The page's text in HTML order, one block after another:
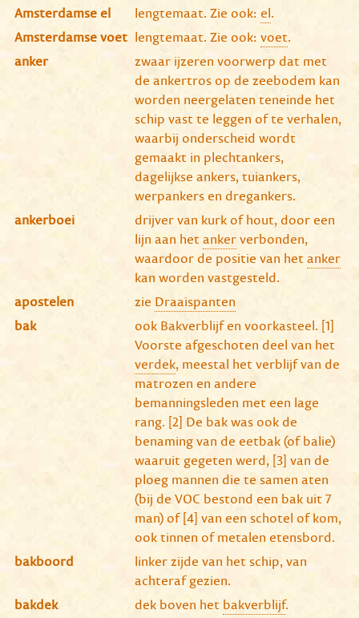
Amsterdamse el
lengtemaat. Zie ook: el.
Amsterdamse voet lengtemaat. Zie ook: voet.
anker
zwaar ijzeren voorwerp dat met
de ankertros op de zeebodem kan
worden neergelaten teneinde het
schip vast te leggen of te verhalen,
waarbij onderscheid wordt
gemaakt in plechtankers,
dagelijkse ankers, tuiankers,
werpankers en dregankers.
ankerboei
drijver van kurk of hout, door een
lijn aan het ankerverbonden,
waardoor de positie van het anker
kan worden vastgesteld.
apostelen
zie Draaispanten
bak
ook Bakverblijf en voorkasteel. [1]
Voorste afgeschoten deel van het
verdek, meestal het verblijf van de
matrozen en andere
bemanningsleden met een lage
rang. [2] De bak was ook de
benaming van de eetbak (of balie)
waaruit gegeten werd, [3] van de
ploeg mannen die te samen aten
(bij de VOC bestond een bak uit 7
man) of [4] van een schotel of kom,
ook tinnen of metalen etensbord.
bakboord
linker zijde van het schip, van
achteraf gezien.
bakdek
dek boven het bakverblijf.